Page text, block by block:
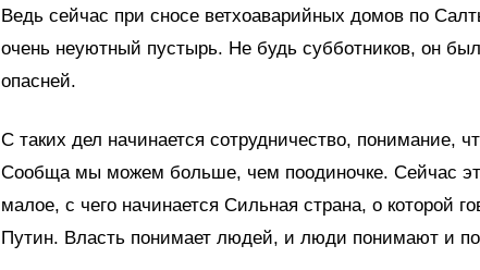
Ведь сейчас при сносе ветхоаварийных домов по
очень неуютный пустырь. Не будь субботников, он
опасней.
С таких дел начинается сотрудничество, понимание,
Сообща мы можем больше, чем поодиночке. Сейчас
малое, с чего начинается Сильная страна, о которой
Путин. Власть понимает людей, и люди понимают и